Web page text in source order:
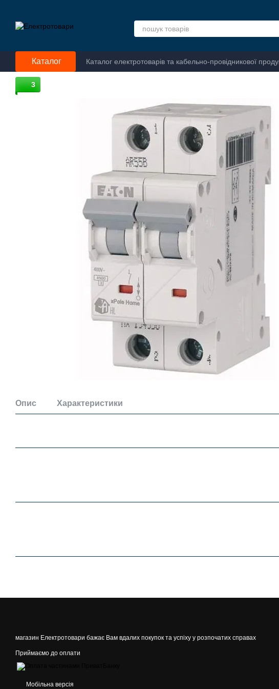
Каталог Каталог електротоварів та кабельно-провідникової
3
Опис Характеристики
магазин Електротовари бажає Вам вдалих покупок та успіху у розпочатих справах
Приймаємо до оплати
Мобільна версія